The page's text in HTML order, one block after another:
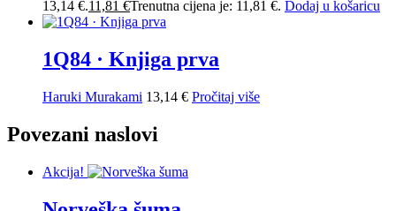
13,14 €.11,81 €Trenutna cijena je: 11,81 €. Dodaj u košaricu
1Q84 · Knjiga prva
Haruki Murakami 13,14 € Pročitaj više
Povezani naslovi
Akcija!